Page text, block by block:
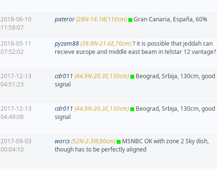
2018-06-10
11:58:07
pateror(28N-14.1W,110cm) Gran Canaria, España, 60%
2018-05-11
07:52:02
pyzam88(39.9N-21.6E,70cm)? it is possible that jeddah can
recieve europe and middle east beam in telstar 12 vantage?
2017-12-13
04:51:23
cdr011 (44.9N-20.3E,130cm)
Beograd, Srbija, 130cm, good
signal
2017-12-13
04:49:08
cdr011 (44.9N-20.3E,130cm)
Beograd, Srbija, 130cm, good
signal
2017-09-03
00:04:10
worcs(52N-2.3W,80cm)
MSNBC OK with zone 2 Sky dish,
though has to be perfectly aligned